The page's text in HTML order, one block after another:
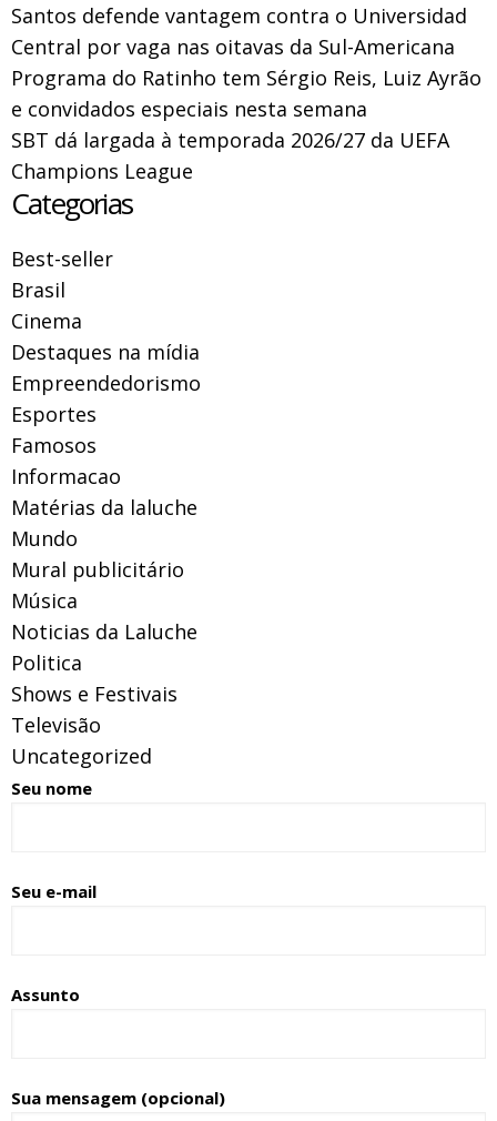
Santos defende vantagem contra o Universidad
Central por vaga nas oitavas da Sul-Americana
Programa do Ratinho tem Sérgio Reis, Luiz Ayrão
e convidados especiais nesta semana
SBT dá largada à temporada 2026/27 da UEFA
Champions League
Categorias
Best-seller
Brasil
Cinema
Destaques na mídia
Empreendedorismo
Esportes
Famosos
Informacao
Matérias da laluche
Mundo
Mural publicitário
Música
Noticias da Laluche
Politica
Shows e Festivais
Televisão
Uncategorized
Seu nome
Seu e-mail
Assunto
Sua mensagem (opcional)